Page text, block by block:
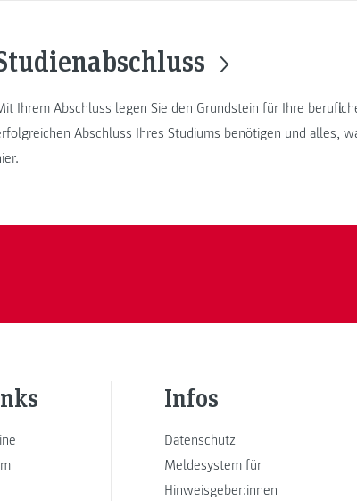
Ihrem Abschluss legen Sie den Grundstein für Ihre
Abschluss Ihres Studiums benötigen und alles,
Infos
Datenschutz
Meldesystem für
Hinweisgeber:innen